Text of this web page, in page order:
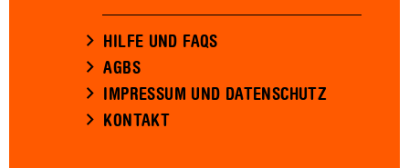
HILFE UND FAQS
AGBS
IMPRESSUM UND DATENSCHUTZ
KONTAKT